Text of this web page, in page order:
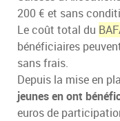
200 € et sans
Le coût total du
bénéficiaires
sans frais.
Depuis la mise en
jeunes en ont
euros de